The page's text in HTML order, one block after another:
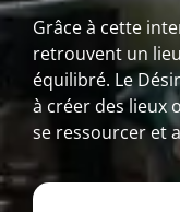
Grâce à cette
retrouvent un
équilibré. Le
à créer des lieux
se ressourcer et